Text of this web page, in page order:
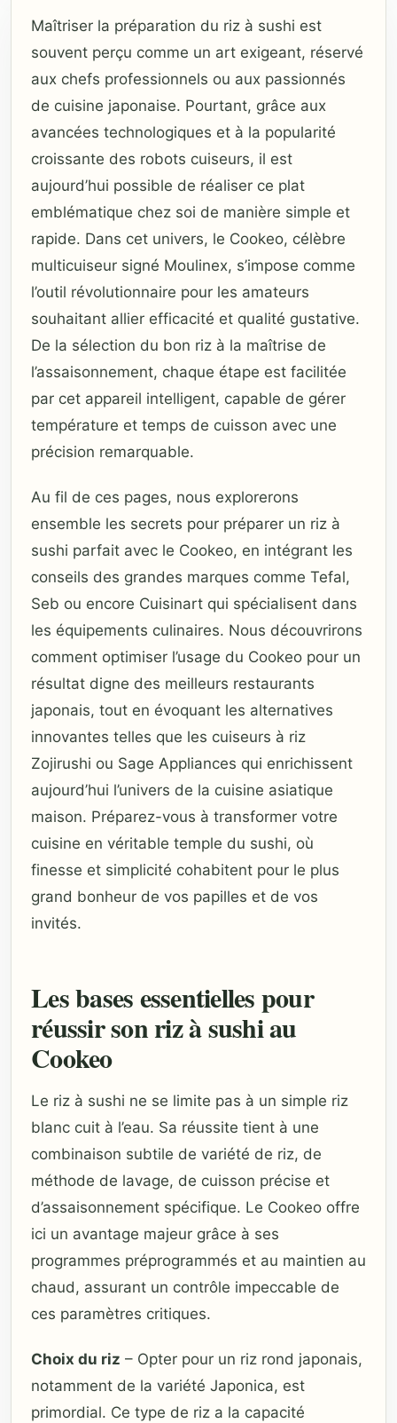
Maîtriser la préparation du riz à sushi est
souvent perçu comme un art exigeant, réservé
aux chefs professionnels ou aux passionnés
de cuisine japonaise. Pourtant, grâce aux
avancées technologiques et à la popularité
croissante des robots cuiseurs, il est
aujourd’hui possible de réaliser ce plat
emblématique chez soi de manière simple et
rapide. Dans cet univers, le Cookeo, célèbre
multicuiseur signé Moulinex, s’impose comme
l’outil révolutionnaire pour les amateurs
souhaitant allier efficacité et qualité gustative.
De la sélection du bon riz à la maîtrise de
l’assaisonnement, chaque étape est facilitée
par cet appareil intelligent, capable de gérer
température et temps de cuisson avec une
précision remarquable.
Au fil de ces pages, nous explorerons
ensemble les secrets pour préparer un riz à
sushi parfait avec le Cookeo, en intégrant les
conseils des grandes marques comme Tefal,
Seb ou encore Cuisinart qui spécialisent dans
les équipements culinaires. Nous découvrirons
comment optimiser l’usage du Cookeo pour un
résultat digne des meilleurs restaurants
japonais, tout en évoquant les alternatives
innovantes telles que les cuiseurs à riz
Zojirushi ou Sage Appliances qui enrichissent
aujourd’hui l’univers de la cuisine asiatique
maison. Préparez-vous à transformer votre
cuisine en véritable temple du sushi, où
finesse et simplicité cohabitent pour le plus
grand bonheur de vos papilles et de vos
invités.
Les bases essentielles pour
réussir son riz à sushi au
Cookeo
Le riz à sushi ne se limite pas à un simple riz
blanc cuit à l’eau. Sa réussite tient à une
combinaison subtile de variété de riz, de
méthode de lavage, de cuisson précise et
d’assaisonnement spécifique. Le Cookeo offre
ici un avantage majeur grâce à ses
programmes préprogrammés et au maintien au
chaud, assurant un contrôle impeccable de
ces paramètres critiques.
Choix du riz – Opter pour un riz rond japonais,
notamment de la variété Japonica, est
primordial. Ce type de riz a la capacité